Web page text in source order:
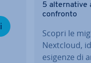
5 al­ter­na­ti­ve
confronto
Scopri le
Nextcloud,
esigenze di